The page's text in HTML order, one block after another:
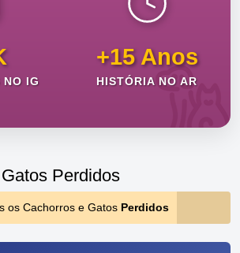
NO IG
+15 Anos
HISTÓRIA NO AR
Perdidos
os Cachorros e Gatos Perdidos